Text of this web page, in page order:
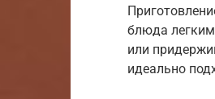
блюда
или
идеально